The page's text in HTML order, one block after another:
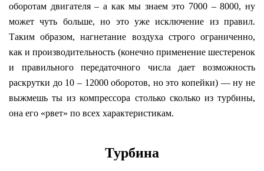
оборотам двигателя – а как мы знаем это 7000 – 8000, ну
может чуть больше, но это уже исключение из правил.
Таким образом, нагнетание воздуха строго ограниченно,
как и производительность (конечно применение шестеренок
и правильного передаточного числа дает возможность
раскрутки до 10 – 12000 оборотов, но это копейки) — ну не
выжмешь ты из компрессора столько сколько из турбины,
она его «рвет» по всех характеристикам.
Турбина